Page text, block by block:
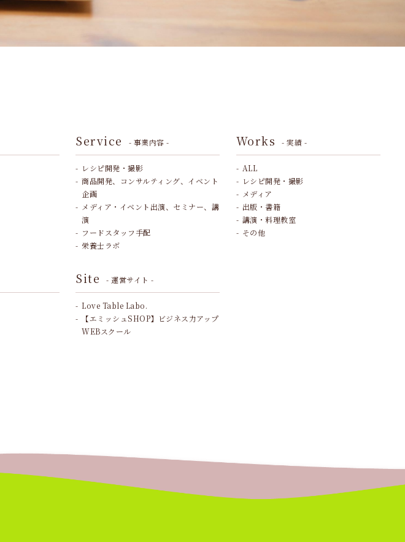
Service - 事業内容 -
レシピ開発・撮影
商品開発、コンサルティング、イベント
企画
メディア・イベント出演、セミナー、講
演
フードスタッフ手配
栄養士ラボ
Works - 実績 -
ALL
レシピ開発・撮影
メディア
出版・書籍
講演・料理教室
その他
Site - 運営サイト -
Love Table Labo.
【エミッシュSHOP】ビジネス力アップ
WEBスクール